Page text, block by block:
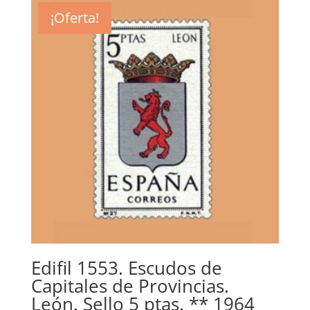
¡Oferta!
Edifil 1553. Escudos de
Capitales de Provincias.
León. Sello 5 ptas. ** 1964